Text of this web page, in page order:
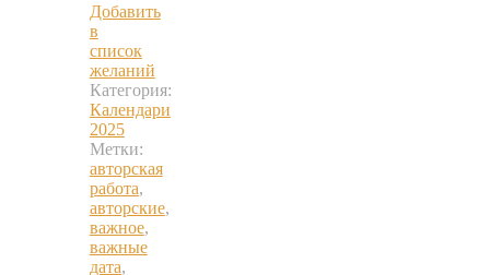
Добавить
в
список
желаний
Категория:
Календари
2025
Метки:
авторская
работа,
авторские,
важное,
важные
дата,